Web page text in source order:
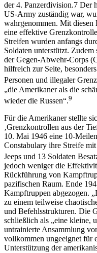
der 4. Panzerdivision.7 Der
US-Army zuständig war,
wahrgenommen. Mit diesen
eine effektive
Streifen wurden anfangs
Soldaten unterstützt.
der Gegen-Abwehr-Corps
hilfreich zur Seite,
Personen und illegaler
„die Amerikaner als die
wieder die Russen“.9
Für die Amerikaner stellte
‚Grenzkontrollen aus der
10. Mai 1946 eine 10-
Constabulary ihre Streife
Jeeps und 13 Soldaten
jedoch weniger die
Rückführung von
pazifischen Raum. Ende
Kampftruppen abgezogen.
zu einem teilweise
und Befehlsstrukturen. Die
schließlich als „eine kleine,
untrainierte Ansammlung
vollkommen ungeeignet für
Unterstützung der